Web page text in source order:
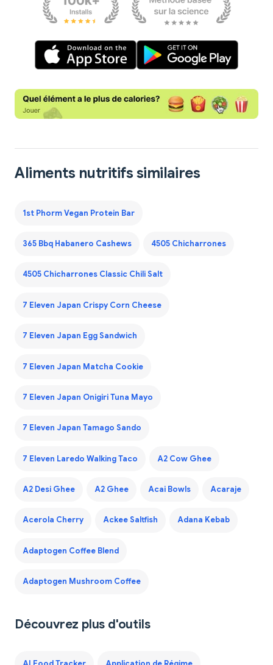
Aliments nutritifs similaires
1st Phorm Vegan Protein Bar
365 Bbq Habanero Cashews 4505 Chicharrones
4505 Chicharrones Classic Chili Salt
7 Eleven Japan Crispy Corn Cheese
7 Eleven Japan Egg Sandwich
7 Eleven Japan Matcha Cookie
7 Eleven Japan Onigiri Tuna Mayo
7 Eleven Japan Tamago Sando
7 Eleven Laredo Walking Taco A2 Cow Ghee
A2 Desi Ghee A2 Ghee Acai Bowls Acaraje
Acerola Cherry Ackee Saltfish Adana Kebab
Adaptogen Coffee Blend
Adaptogen Mushroom Coffee
Découvrez plus d'outils